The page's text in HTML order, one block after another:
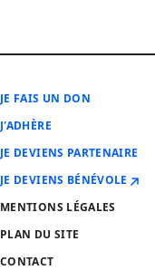
JE FAIS UN DON
J'ADHÈRE
JE DEVIENS PARTENAIRE
JE DEVIENS BÉNÉVOLE
MENTIONS LÉGALES
PLAN DU SITE
CONTACT